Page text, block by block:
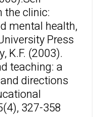
the clinic:
mental health,
Press.
K.F. (2003).
teaching: a
directions
327-358.